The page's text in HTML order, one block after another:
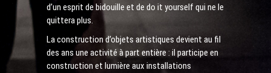
d’un esprit de bidouille et de do it yourself qui ne le
quittera plus.
La construction d’objets artistiques devient au fil
des ans une activité à part entière : il participe en
construction et lumière aux installations